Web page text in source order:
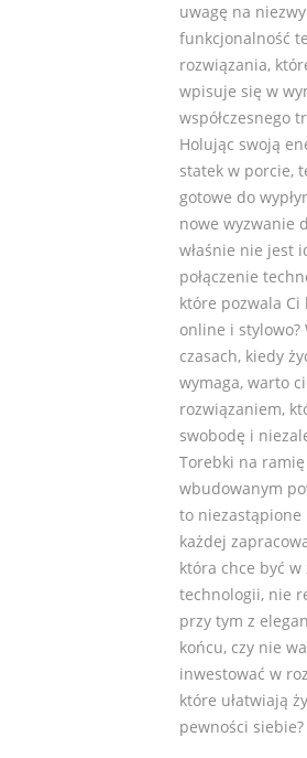
uwagę na
funkcjonalność
rozwiązania,
wpisuje się w
współczesnego
Holując swoją
statek w porcie,
gotowe do
nowe wyzwanie
właśnie nie jest
połączenie
które pozwala Ci
online i stylowo?
czasach, kiedy
wymaga, warto
rozwiązaniem,
swobodę i
Torebki na ramię
wbudowanym
to niezastąpione
każdej
która chce być w
technologii, nie
przy tym z
końcu, czy nie
inwestować w
które ułatwiają
pewności siebie?